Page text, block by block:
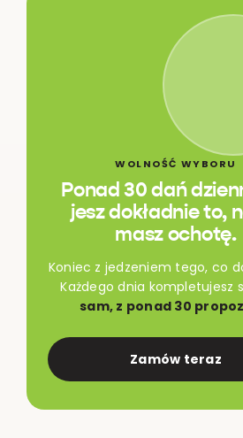
WOLNOŚĆ WYBORU
Ponad 30 dań
jesz dokładnie to,
masz ochotę.
Koniec z jedzeniem tego, co
Każdego dnia kompletujesz
sam, z ponad 30
Zamów teraz